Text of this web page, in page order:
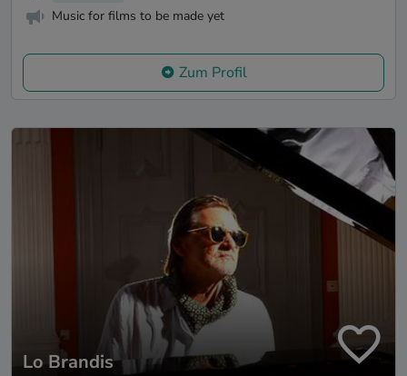
Music for films to be made yet
Zum Profil
Lo Brandis